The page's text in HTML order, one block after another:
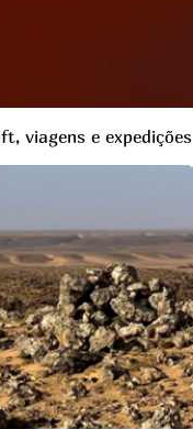
viagens e expedições